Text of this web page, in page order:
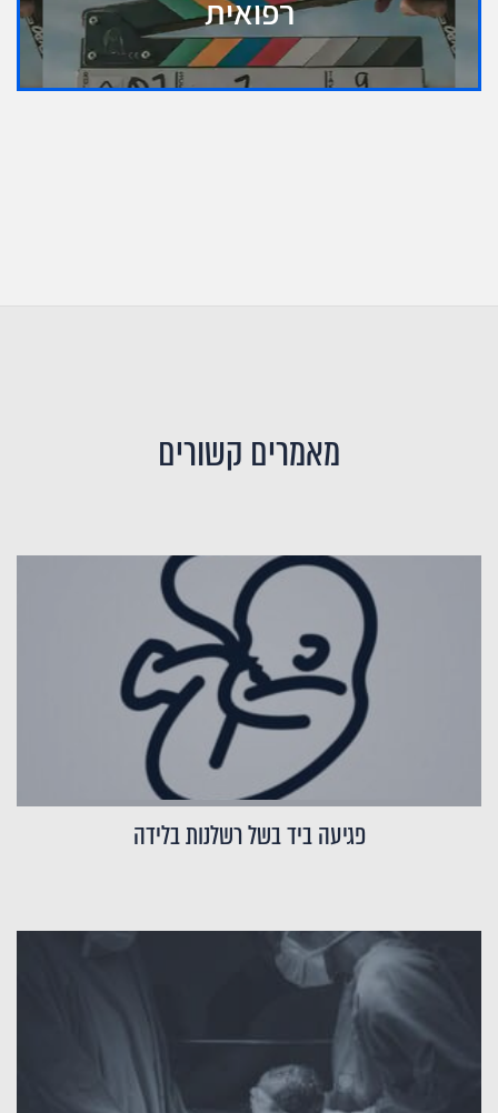
רפואית
מאמרים קשורים
פגיעה ביד בשל רשלנות בלידה